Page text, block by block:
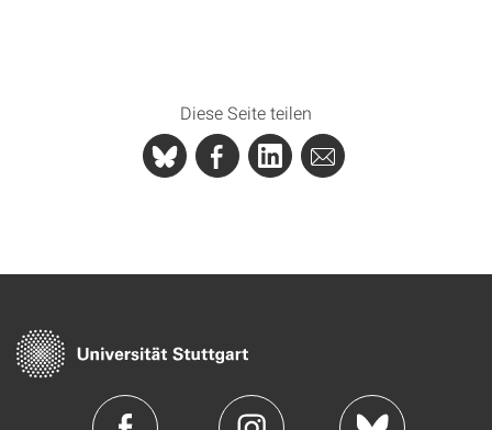
Diese Seite teilen